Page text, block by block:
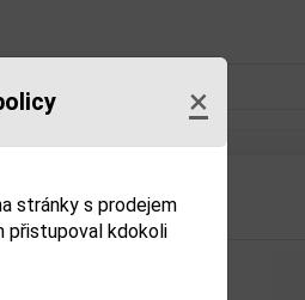
×
stránky s prodejem
přistupoval kdokoli